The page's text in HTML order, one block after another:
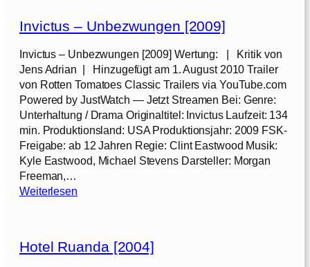
Invictus – Unbezwungen [2009]
Invictus – Unbezwungen [2009] Wertung: | Kritik von
Jens Adrian | Hinzugefügt am 1. August 2010 Trailer
von Rotten Tomatoes Classic Trailers via YouTube.com
Powered by JustWatch — Jetzt Streamen Bei: Genre:
Unterhaltung / Drama Originaltitel: Invictus Laufzeit: 134
min. Produktionsland: USA Produktionsjahr: 2009 FSK-
Freigabe: ab 12 Jahren Regie: Clint Eastwood Musik:
Kyle Eastwood, Michael Stevens Darsteller: Morgan
Freeman,…
Weiterlesen:
i
Hotel Ruanda [2004]